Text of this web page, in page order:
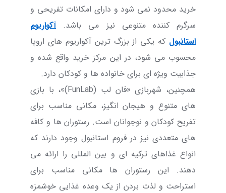
خرید محدود نمی شود و دارای امکانات تفریحی و
سرگرم کننده متنوعی نیز می باشد.آکواریوم
استانبول که یکی از بزرگ ترین آکواریوم های اروپا
محسوب می شود، در این مرکز خرید واقع شده و
جذابیت ویژه ای برای خانواده ها و کودکان دارد.
همچنین، شهربازی «فان لب (FunLab)»، با بازی
های متنوع و هیجان انگیز، مکانی مناسب برای
تفریح کودکان و نوجوانان است. رستوران ها و کافه
های متعددی نیز در فروم استانبول وجود دارند که
انواع غذاهای ترکیه ای و بین المللی را ارائه می
دهند. این رستوران ها مکانی مناسب برای
استراحت و لذت بردن از یک وعده غذایی خوشمزه